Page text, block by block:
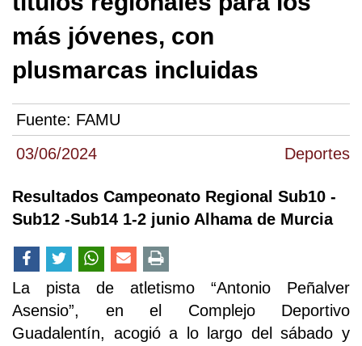
03/06/2024 Deportes
más jóvenes, con
plusmarcas incluidas
Fuente: FAMU
Resultados Campeonato Regional Sub10 -
Sub12 -Sub14 1-2 junio Alhama de Murcia
La pista de atletismo “Antonio Peñalver
Asensio”, en el Complejo Deportivo
Guadalentín, acogió a lo largo del sábado y